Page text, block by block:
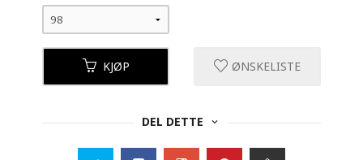
KJØP ØNSKELISTE
DEL DETTE